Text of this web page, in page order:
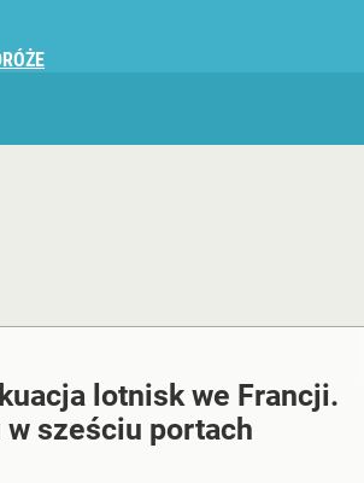
lotnisk we Francji.
w sześciu portach